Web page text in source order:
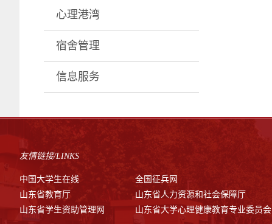
心理港湾
宿舍管理
信息服务
友情链接/LINKS
中国大学生在线
全国征兵网
山东省教育厅
山东省人力资源和社会保障厅
山东省学生资助管理网
山东省大学心理健康教育专业委员会